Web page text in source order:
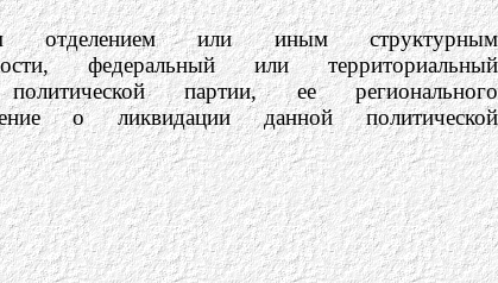
или иным структурным
федеральный или территориальный
партии, ее регионального
о ликвидации данной политической